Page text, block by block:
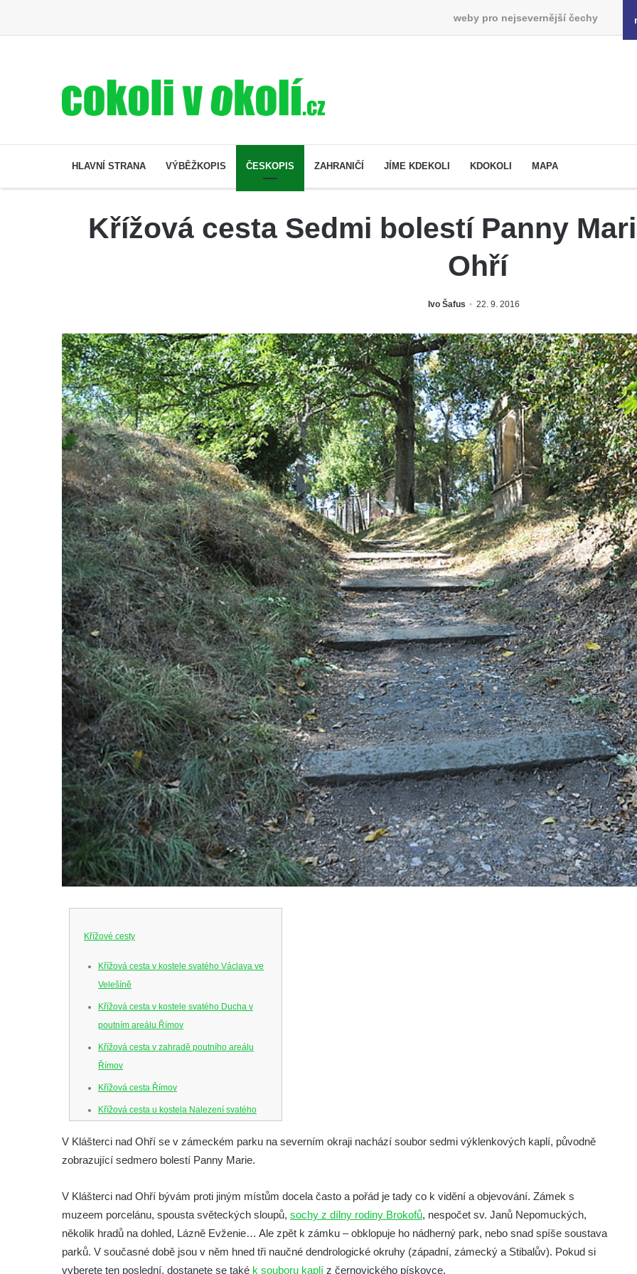
weby pro nejsevernější čechy
HLAVNÍ STRANA VÝBĚŽKOPIS ČESKOPIS ZAHRANIČÍ JÍME KDEKOLI KDOKOLI MAPA
Křížová cesta Sedmi bolestí Panny
Ohří
Ivo Šafus 22. 9. 2016
Křížové cesty
Křížová cesta v kostele svatého Václava ve
Velešíně
Křížová cesta v kostele svatého Ducha v
poutním areálu Římov
Křížová cesta v zahradě poutního areálu
Římov
Křížová cesta Římov
Křížová cesta u kostela Nalezení svatého
Frýdlantu
Křížová cesta u kostela Nanebevzetí Panny
Marie v Horním Jiřetíně
Křížová cesta – Stezka smíření na
Grabštejně
Křížová cesta u kostela svaté Máří
V Klášterci nad Ohří se v zámeckém parku na severním okraji nachází soubor sedmi výklenkových kaplí, původně
zobrazující sedmero bolestí Panny Marie.
V Klášterci nad Ohří bývám proti jiným místům docela často a pořád je tady co k vidění a objevování. Zámek s
muzeem porcelánu, spousta světeckých sloupů, sochy z dílny rodiny Brokofů, nespočet sv. Janů Nepomuckých,
několik hradů na dohled, Lázně Evženie… Ale zpět k zámku – obklopuje ho nádherný park, nebo snad spíše soustava
parků. V současné době jsou v něm hned tři naučné dendrologické okruhy (západní, zámecký a Stibalův). Pokud si
vyberete ten poslední, dostanete se také k souboru kaplí z černovického pískovce.